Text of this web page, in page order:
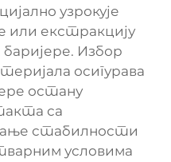
узрокује
екстракцију
баријере. Избор
осигурава
остану
са
стабилности
условима